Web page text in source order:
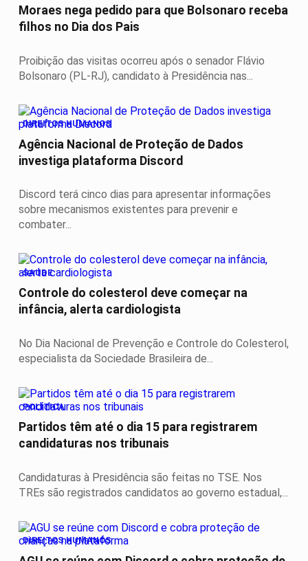
Moraes nega pedido para que Bolsonaro receba
filhos no Dia dos Pais
Proibição das visitas ocorreu após o senador Flávio
Bolsonaro (PL-RJ), candidato à Presidência nas...
DIREITOS HUMANOS
Agência Nacional de Proteção de Dados
investiga plataforma Discord
Discord terá cinco dias para apresentar informações
sobre mecanismos existentes para prevenir e
combater...
SAÚDE
Controle do colesterol deve começar na
infância, alerta cardiologista
No Dia Nacional de Prevenção e Controle do Colesterol,
especialista da Sociedade Brasileira de...
POLÍTICA
Partidos têm até o dia 15 para registrarem
candidaturas nos tribunais
Candidaturas à Presidência são feitas no TSE. Nos
TREs são registrados candidatos ao governo estadual,...
DIREITOS HUMANOS